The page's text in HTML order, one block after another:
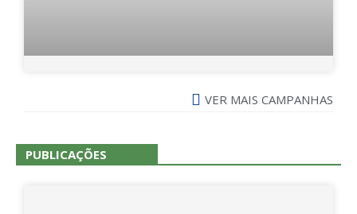
VER MAIS CAMPANHAS
PUBLICAÇÕES